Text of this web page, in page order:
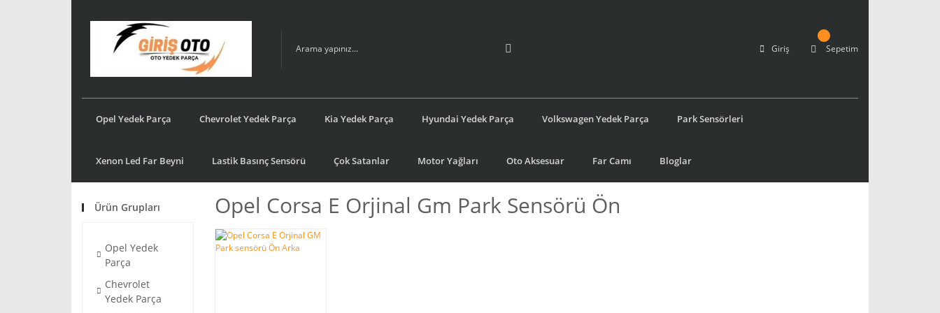
Giriş Sepetim
Opel Yedek Parça Chevrolet Yedek Parça Kia Yedek Parça Hyundai Yedek Parça Volkswagen Yedek Parça Park Sensörleri
Xenon Led Far Beyni Lastik Basınç Sensörü Çok Satanlar Motor Yağları Oto Aksesuar Far Camı Bloglar
Ürün Grupları
Opel Yedek
Parça
Chevrolet
Yedek Parça
Opel Corsa E Orjinal Gm Park Sensörü Ön